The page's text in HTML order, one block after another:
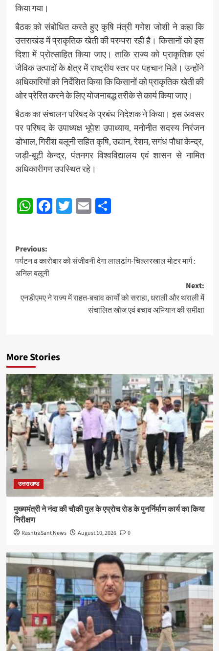
किया गया।
बैठक को संबोधित करते हुए कृषि मंत्री गणेश जोशी ने कहा कि
उत्तराखंड में प्राकृतिक खेती की परम्परा रही है। किसानों को इस
दिशा में प्रोत्साहित किया जाए। ताकि राज्य को प्राकृतिक एवं
जैविक उत्पादों के क्षेत्र में राष्ट्रीय स्तर पर पहचान मिले। उन्होंने
अधिकारियों को निर्देशित किया कि किसानों को प्राकृतिक खेती की
ओर प्रेरित करने के लिए योजनाबद्ध तरीके से कार्य किया जाए।
बैठक का संचालन परिषद के प्रबंध निदेशक ने किया। इस अवसर
पर परिषद के उपाध्यक्ष भूपेश उपाध्याय, मनोनीत सदस्य निरंजन
डोभाल, गिरीश बलूनी सहित कृषि, उद्यान, रेशम, सगंध पौधा केन्द्र,
जड़ी-बूटी केन्द्र, पंतनगर विश्वविद्यालय एवं शासन से नामित
अधिकारीगण उपस्थित रहे।
Post
Navigation
WhatsApp
Facebook
Twitter
EmailShare
Post
navigation
Previous:
पर्यटन व कारोबार को संजीवनी देगा लालढांग-चिल्लरखाल मोटर मार्ग :
अनिल बलूनी
Next:
एनडीएमए ने राज्य में राहत-बचाव कार्यों को सराहा, धराली और थराली में
संचालित खोज एवं बचाव अभियान की समीक्षा
More Stories
उत्तराखण्ड
मुख्यमंत्री ने नंदा की चौकी पुल के एप्रोच रोड के पुनर्निर्माण कार्य का किया
निरीक्षण
RashtraSant News August 10, 2026 0